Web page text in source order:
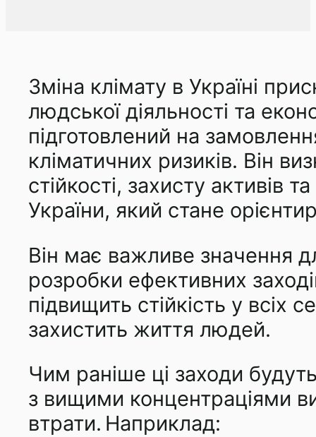
Зміна клімату в Україні
людської діяльності та
підготовлений на
кліматичних ризиків. Він
стійкості, захисту активів
України, який стане
Він має важливе значення
розробки ефективних
підвищить стійкість у
захистить життя людей.
Чим раніше ці заходи
з вищими концентраціями
втрати. Наприклад: